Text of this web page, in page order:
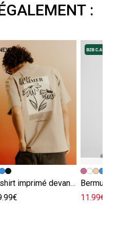
:
T-shirt imprimé devant / dos
Bermuda
11.99€